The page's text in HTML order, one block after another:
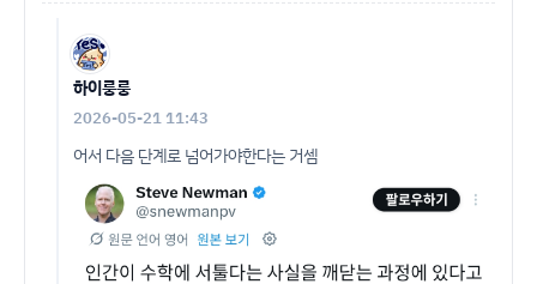
하이룽룽
2026-05-21 11:43
어서 다음 단계로 넘어가야한다는 거셈